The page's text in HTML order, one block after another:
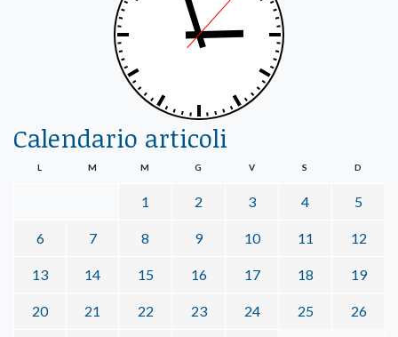
Calendario articoli
L M M G V S D
1 2 3 4 5
6 7 8 9 10 11 12
13 14 15 16 17 18 19
20 21 22 23 24 25 26